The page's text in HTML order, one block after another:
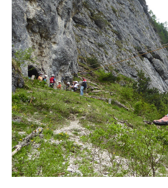
Histoire de l'association